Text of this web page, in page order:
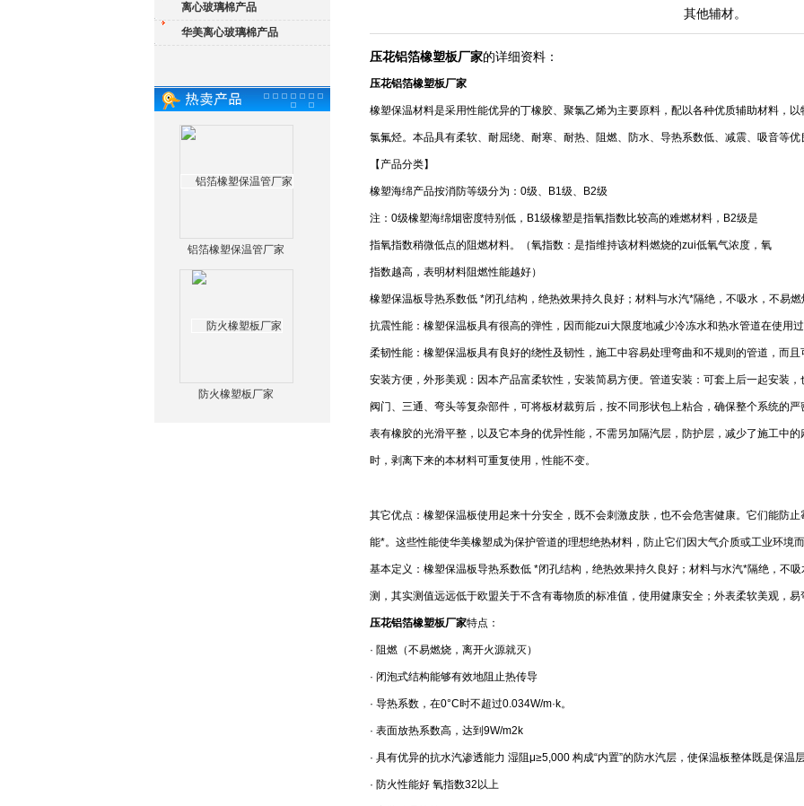
离心玻璃棉产品
华美离心玻璃棉产品
铝箔橡塑保温管厂家
防火橡塑板厂家
其他辅材。
压花铝箔橡塑板厂家的详细资料：
压花铝箔橡塑板厂家
橡塑保温材料是采用性能优异的丁橡胶、聚氯乙烯为主要原料，配以各种优质辅助材料，
氯氟烃。本品具有柔软、耐屈绕、耐寒、耐热、阻燃、防水、导热系数低、减震、吸音等优
【产品分类】
橡塑海绵产品按消防等级分为：0级、B1级、B2级
注：0级橡塑海绵烟密度特别低，B1级橡塑是指氧指数比较高的难燃材料，B2级是
指氧指数稍微低点的阻燃材料。（氧指数：是指维持该材料燃烧的zui低氧气浓度，氧
指数越高，表明材料阻燃性能越好）
橡塑保温板导热系数低 *闭孔结构，绝热效果持久良好；材料与水汽*隔绝，不吸水，不易
抗震性能：橡塑保温板具有很高的弹性，因而能zui大限度地减少冷冻水和热水管道在使用
柔韧性能：橡塑保温板具有良好的绕性及韧性，施工中容易处理弯曲和不规则的管道，而且
安装方便，外形美观：因本产品富柔软性，安装简易方便。管道安装：可套上后一起安装
阀门、三通、弯头等复杂部件，可将板材裁剪后，按不同形状包上粘合，确保整个系统的
表有橡胶的光滑平整，以及它本身的优异性能，不需另加隔汽层，防护层，减少了施工中
时，剥离下来的本材料可重复使用，性能不变。
其它优点：橡塑保温板使用起来十分安全，既不会刺激皮肤，也不会危害健康。它们能防
能*。这些性能使华美橡塑成为保护管道的理想绝热材料，防止它们因大气介质或工业环境
基本定义：橡塑保温板导热系数低 *闭孔结构，绝热效果持久良好；材料与水汽*隔绝，不
测，其实测值远远低于欧盟关于不含有毒物质的标准值，使用健康安全；外表柔软美观，
压花铝箔橡塑板厂家特点：
· 阻燃（不易燃烧，离开火源就灭）
· 闭泡式结构能够有效地阻止热传导
· 导热系数，在0°C时不超过0.034W/m·k。
· 表面放热系数高，达到9W/m2k
· 具有优异的抗水汽渗透能力 湿阻μ≥5,000 构成“内置”的防水汽层，使保温板整体既是保温
· 防火性能好 氧指数32以上